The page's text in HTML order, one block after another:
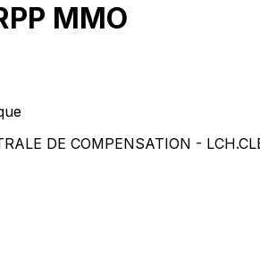
MMO
DE COMPENSATION -